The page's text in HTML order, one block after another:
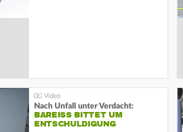
Nach Unfall unter Verdacht:
BAREISS BITTET UM E
NTSCHULDIGUNG